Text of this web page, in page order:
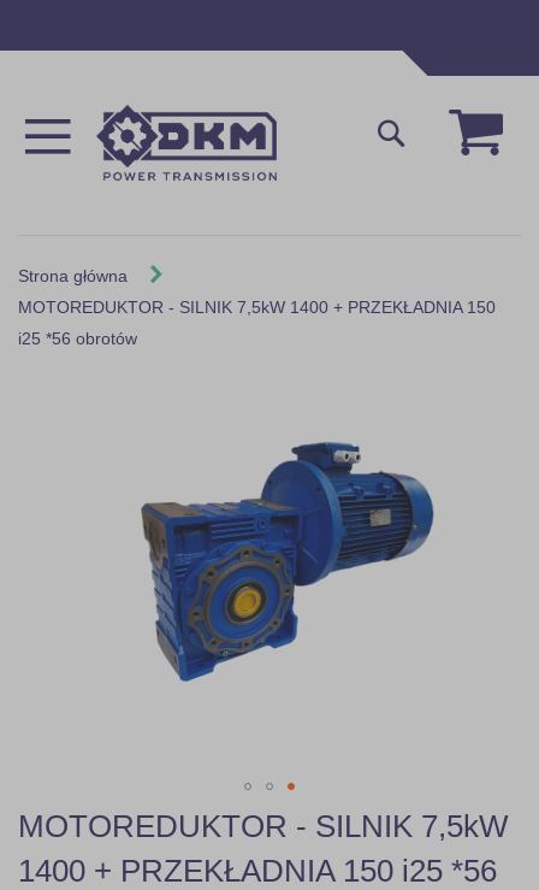
Mój
Szukaj
Strona główna
MOTOREDUKTOR - SILNIK 7,5kW 1400 + PRZEKŁADNIA 150
i25 *56 obrotów
Skip
to
the
beginning
MOTOREDUKTOR - SILNIK 7,5kW
1400 + PRZEKŁADNIA 150 i25 *56